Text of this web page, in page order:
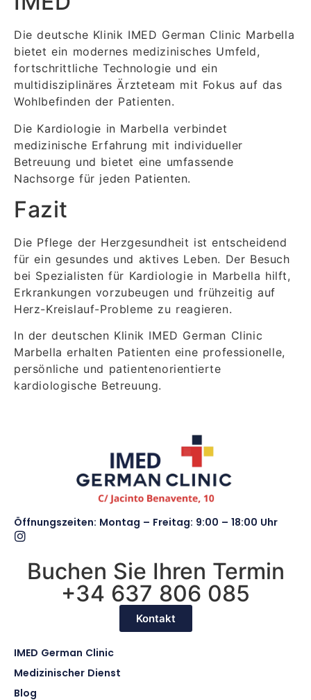
Die deutsche Klinik IMED German Clinic Marbella
bietet ein modernes medizinisches Umfeld,
fortschrittliche Technologie und ein
multidisziplinäres Ärzteteam mit Fokus auf das
Wohlbefinden der Patienten.
Die Kardiologie in Marbella verbindet
medizinische Erfahrung mit individueller
Betreuung und bietet eine umfassende
Nachsorge für jeden Patienten.
Fazit
Die Pflege der Herzgesundheit ist entscheidend
für ein gesundes und aktives Leben. Der Besuch
bei Spezialisten für Kardiologie in Marbella hilft,
Erkrankungen vorzubeugen und frühzeitig auf
Herz-Kreislauf-Probleme zu reagieren.
In der deutschen Klinik IMED German Clinic
Marbella erhalten Patienten eine professionelle,
persönliche und patientenorientierte
kardiologische Betreuung.
Öffnungszeiten: Montag – Freitag: 9:00 – 18:00 Uhr
Buchen Sie Ihren Termin
+34 637 806 085
Kontakt
IMED German Clinic
Medizinischer Dienst
Blog